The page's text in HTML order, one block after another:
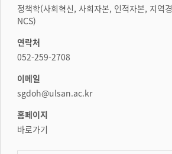
정책학(사회혁신, 사회자본, 인적자본, 지역
NCS)
연락처
052-259-2708
이메일
sgdoh@ulsan.ac.kr
홈페이지
바로가기